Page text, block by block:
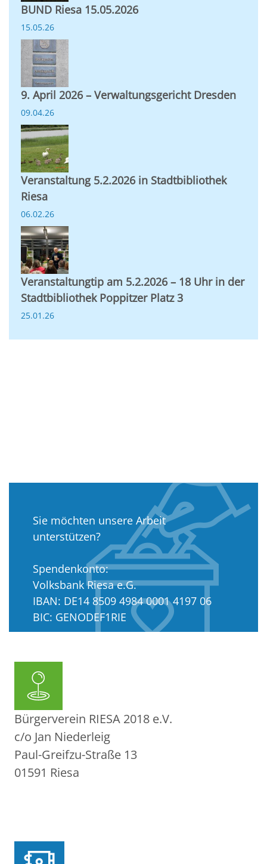
BUND Riesa 15.05.2026
15.05.26
9. April 2026 – Verwaltungsgericht Dresden
09.04.26
Veranstaltung 5.2.2026 in Stadtbibliothek
Riesa
06.02.26
Veranstaltungtip am 5.2.2026 – 18 Uhr in der
Stadtbibliothek Poppitzer Platz 3
25.01.26
Sie möchten unsere Arbeit
unterstützen?
Spendenkonto:
Volksbank Riesa e.G.
IBAN: DE14 8509 4984 0001 4197 06
BIC: GENODEF1RIE
Bürgerverein RIESA 2018 e.V.
c/o Jan Niederleig
Paul-Greifzu-Straße 13
01591 Riesa